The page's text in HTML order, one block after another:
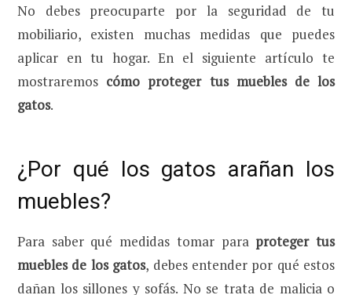
No debes preocuparte por la seguridad de tu
mobiliario, existen muchas medidas que puedes
aplicar en tu hogar. En el siguiente artículo te
mostraremos cómo proteger tus muebles de los
gatos.
¿Por qué los gatos arañan los
muebles?
Para saber qué medidas tomar para proteger tus
muebles de los gatos, debes entender por qué estos
dañan los sillones y sofás. No se trata de malicia o